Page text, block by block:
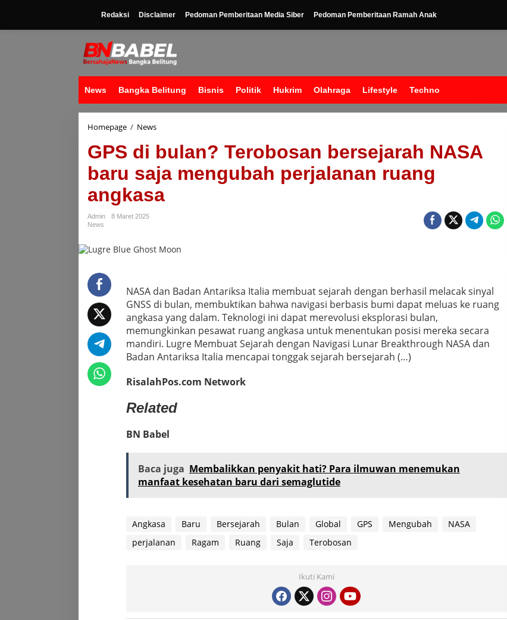
Redaksi Disclaimer Pedoman Pemberitaan Media Siber Pedoman Pemberitaan Ramah Anak
News Bangka Belitung Bisnis Politik Hukrim Olahraga Lifestyle Techno
Homepage / NewsGPS
bulan?
Terobosan
bersejarah
NASA
baru
saja
angkasa
GPS di bulan? Terobosan bersejarah NASA
baru saja mengubah perjalanan ruang
angkasa
Admin
8 Maret 2025
News
NASA dan Badan Antariksa Italia membuat sejarah dengan berhasil melacak sinyal
GNSS di bulan, membuktikan bahwa navigasi berbasis bumi dapat meluas ke ruang
angkasa yang dalam. Teknologi ini dapat merevolusi eksplorasi bulan,
memungkinkan pesawat ruang angkasa untuk menentukan posisi mereka secara
mandiri. Lugre Membuat Sejarah dengan Navigasi Lunar Breakthrough NASA dan
Badan Antariksa Italia mencapai tonggak sejarah bersejarah (…)
RisalahPos.com Network
Related
BN Babel
Baca juga Membalikkan penyakit hati? Para ilmuwan menemukan
manfaat kesehatan baru dari semaglutide
Angkasa Baru Bersejarah Bulan Global GPS Mengubah
NASA
perjalanan
Ragam Ruang Saja Terobosan
Ikuti Kami